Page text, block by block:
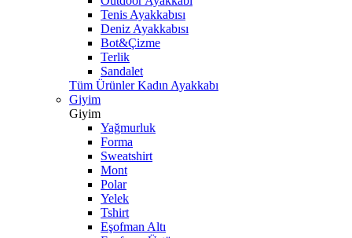
Tenis Ayakkabısı
Deniz Ayakkabısı
Bot&Çizme
Terlik
Sandalet
Tüm Ürünler Kadın Ayakkabı
Giyim
Giyim
Yağmurluk
Forma
Sweatshirt
Mont
Polar
Yelek
Tshirt
Eşofman Altı